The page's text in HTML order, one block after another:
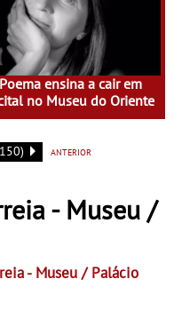
ensina a cair em
no Museu do Oriente
anterior
- Museu /
- Museu / Palácio